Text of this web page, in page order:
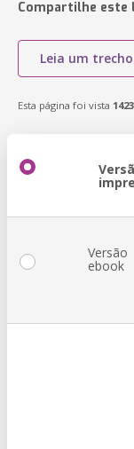
Compartilhe este
Leia um trecho
Esta página foi vista 1423
Versão
ebook